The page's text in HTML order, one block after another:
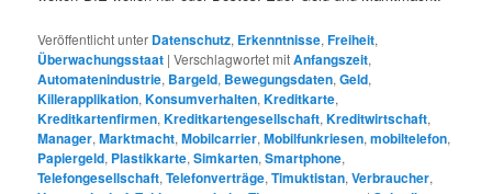
Veröffentlicht unter Datenschutz, Erkenntnisse,Freiheit,
Überwachungsstaat |Verschlagwortet mitAnfangszeit,
Automatenindustrie, Bargeld, Bewegungsdaten,Geld,
Killerapplikation,Konsumverhalten,Kreditkarte,
Kreditkartenfirmen,Kreditkartengesellschaft,Kreditwirtschaft,
Manager,Marktmacht,Mobilcarrier,Mobilfunkriesen,mobiltelefon,
Papiergeld, Plastikkarte,Simkarten,Smartphone,
Telefongesellschaft,Telefonverträge,Timuktistan,Verbraucher,